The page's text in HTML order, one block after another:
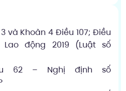
và Khoản 4 Điều 107; Điều
động 2019 (Luật số
62 – Nghị định số